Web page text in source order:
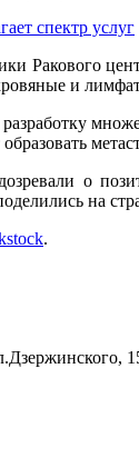
спектр услуг
Ракового
и
о
на
.